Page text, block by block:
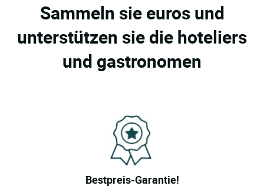
Sammeln sie euros und
unterstützen sie die hoteliers
und gastronomen
Bestpreis-Garantie!